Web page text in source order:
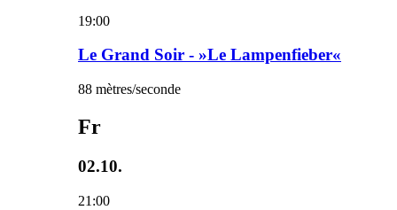
19:00
Le Grand Soir - »Le Lampenfieber«
88 mètres/seconde
Fr
02.10.
21:00